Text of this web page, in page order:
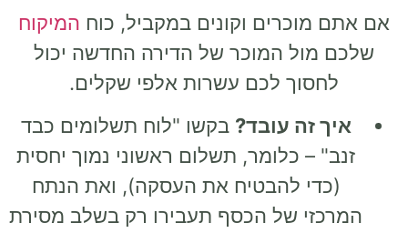
אם אתם מוכרים וקונים במקביל, כוח המיקוח
שלכם מול המוכר של הדירה החדשה יכול
לחסוך לכם עשרות אלפי שקלים.
איך זה עובד? בקשו "לוח תשלומים כבד
זנב" – כלומר, תשלום ראשוני נמוך יחסית
(כדי להבטיח את העסקה), ואת הנתח
המרכזי של הכסף תעבירו רק בשלב מסירת